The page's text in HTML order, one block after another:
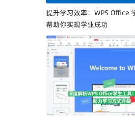
提升学习效率：WPS Office
帮助你实现学业成功